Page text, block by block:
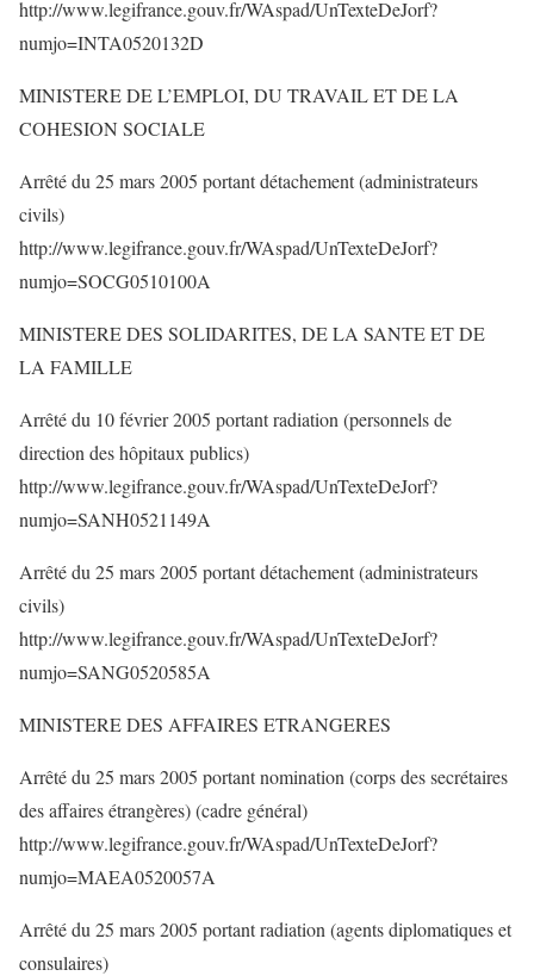
http://www.legifrance.gouv.fr/WAspad/UnTexteDeJorf?
numjo=INTA0520132D
MINISTERE DE L’EMPLOI, DU TRAVAIL ET DE LA
COHESION SOCIALE
Arrêté du 25 mars 2005 portant détachement (administrateurs
civils)
http://www.legifrance.gouv.fr/WAspad/UnTexteDeJorf?
numjo=SOCG0510100A
MINISTERE DES SOLIDARITES, DE LA SANTE ET DE
LA FAMILLE
Arrêté du 10 février 2005 portant radiation (personnels de
direction des hôpitaux publics)
http://www.legifrance.gouv.fr/WAspad/UnTexteDeJorf?
numjo=SANH0521149A
Arrêté du 25 mars 2005 portant détachement (administrateurs
civils)
http://www.legifrance.gouv.fr/WAspad/UnTexteDeJorf?
numjo=SANG0520585A
MINISTERE DES AFFAIRES ETRANGERES
Arrêté du 25 mars 2005 portant nomination (corps des secrétaires
des affaires étrangères) (cadre général)
http://www.legifrance.gouv.fr/WAspad/UnTexteDeJorf?
numjo=MAEA0520057A
Arrêté du 25 mars 2005 portant radiation (agents diplomatiques et
consulaires)